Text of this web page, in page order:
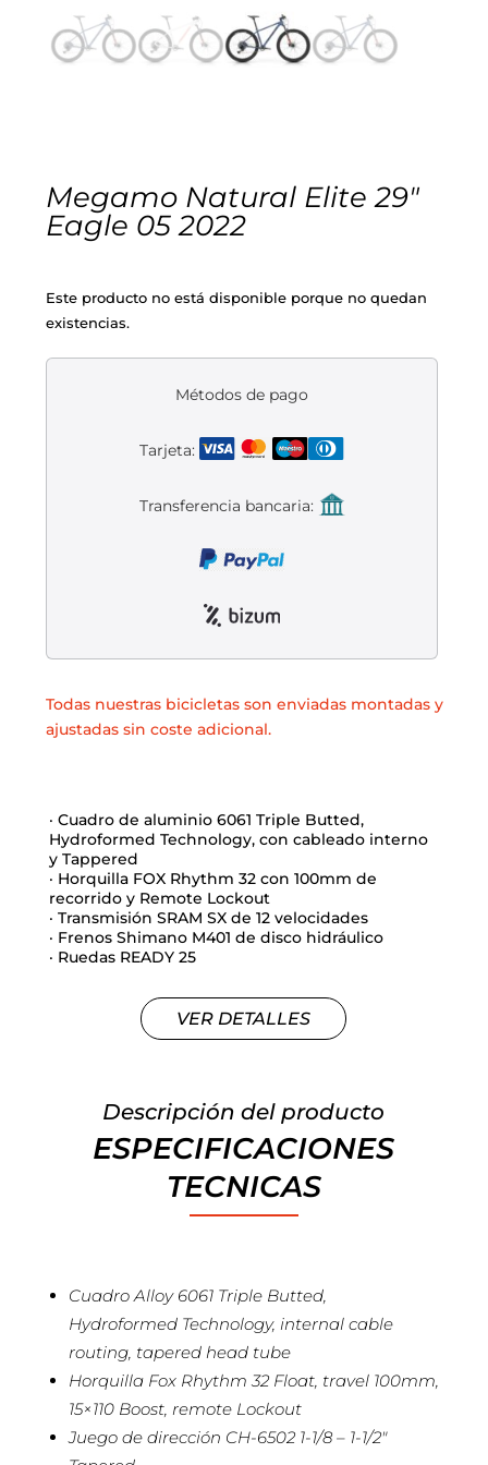
Eléctricas
Montajes a la Carta
Segunda mano
Pedales
Ruedas
Sillines
Suspensión
Manillares
Gafas
Puños y cintas
Luces
Bombas
Portabidones
Mantenimiento de bicicletas
Equipaciones gr-100
Ropa
Guantes
Calcetines
Varios
REBAJAS
Megamo Natural Elite 29″
Eagle 05 2022
Este producto no está disponible porque no quedan
existencias.
Métodos de pago
Tarjeta:
Transferencia bancaria:
Todas nuestras bicicletas son enviadas montadas y
ajustadas sin coste adicional.
· Cuadro de aluminio 6061 Triple Butted,
Hydroformed Technology, con cableado interno
y Tappered
· Horquilla FOX Rhythm 32 con 100mm de
recorrido y Remote Lockout
· Transmisión SRAM SX de 12 velocidades
· Frenos Shimano M401 de disco hidráulico
· Ruedas READY 25
VER DETALLES
Descripción del producto
ESPECIFICACIONES
TECNICAS
Cuadro Alloy 6061 Triple Butted,
Hydroformed Technology, internal cable
routing, tapered head tube
Horquilla Fox Rhythm 32 Float, travel 100mm,
15×110 Boost, remote Lockout
Juego de dirección CH-6502 1-1/8 – 1-1/2″